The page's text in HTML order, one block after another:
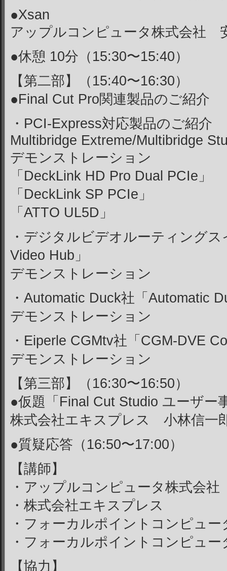
●Xsan
アップルコンピュータ株式会社
●休憩 10分（15:30〜15:40）
【第二部】（15:40〜16:30）
●Final Cut Pro関連製品のご紹介
・PCI-Express対応製品のご紹介
Multibridge Extreme/Multibridge
デモンストレーション
「DeckLink HD Pro Dual PCIe」
「DeckLink SP PCIe」
「ATTO UL5D」
・デジタルビデオルーティング
Video Hub」
デモンストレーション
・Automatic Duck社「Automatic
デモンストレーション
・Eiperle CGMtv社「CGM-DVE
デモンストレーション
【第三部】（16:30〜16:50）
●仮題「Final Cut Studio ユーザー
株式会社エキスプレス 小林信一
●質疑応答（16:50〜17:00）
【講師】
・アップルコンピュータ
・株式会社エキスプ
・フォーカルポイントコンピュ
・フォーカルポイントコンピュ
【協力】